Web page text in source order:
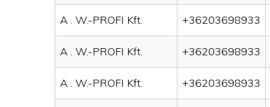
A . W.-PROFI Kft. +36203698933
A . W.-PROFI Kft. +36203698933
A . W.-PROFI Kft. +36203698933